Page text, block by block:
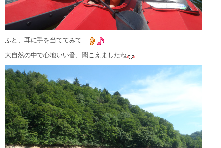
ふと、耳に手を当ててみて…
大自然の中で心地いい音、聞こえましたね